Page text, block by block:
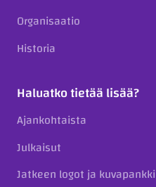
Organisaatio
Historia
Haluatko tietää lisää?
Ajankohtaista
Julkaisut
Jatkeen logot ja kuvapankki